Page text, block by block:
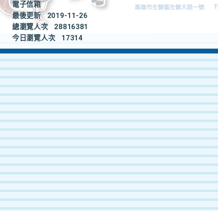
電子信箱
最後更新
2019-11-26
總瀏覽人次
28816381
今日瀏覽人次
17314